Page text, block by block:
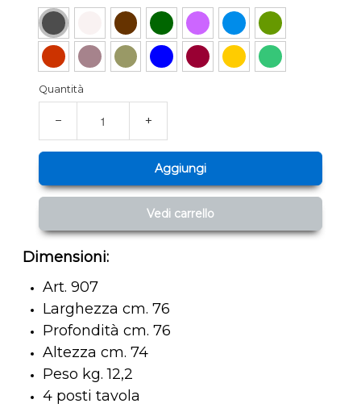
Quantità
− +
Aggiungi
Vedi carrello
Dimensioni:
Art. 907
Larghezza cm. 76
Profondità cm. 76
Altezza cm. 74
Peso kg. 12,2
4 posti tavola